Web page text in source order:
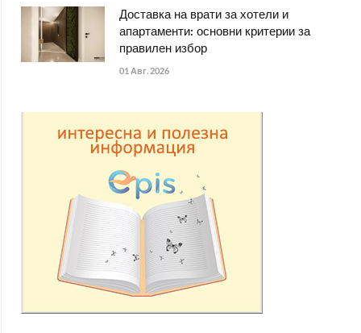
Доставка на врати за хотели и
апартаменти: основни критерии за
правилен избор
01 Авг. 2026